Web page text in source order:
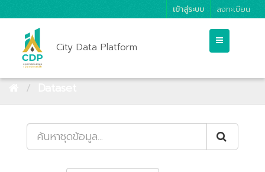
เข้าสู่ระบบ ลงทะเบียน
City Data Platform